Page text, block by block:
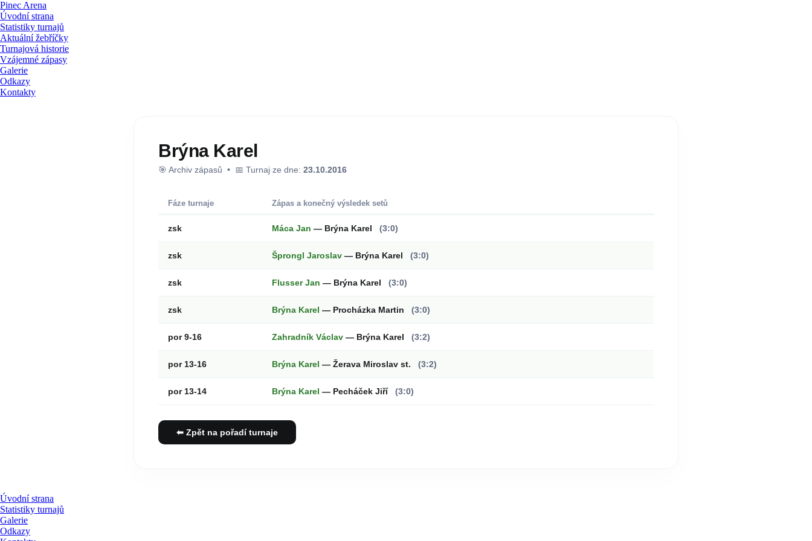
Pinec Arena
Úvodní strana
Statistiky turnajů
Aktuální žebříčky
Turnajová historie
Vzájemné zápasy
Galerie
Odkazy
Kontakty
Brýna Karel
🎯 Archiv zápasů • 📅 Turnaj ze dne: 23.10.2016
Fáze turnaje Zápas a konečný výsledek setů
zsk Máca Jan — Brýna Karel (3:0)
zsk Šprongl Jaroslav — Brýna Karel (3:0)
zsk Flusser Jan — Brýna Karel (3:0)
zsk Brýna Karel — Procházka Martin (3:0)
por 9-16 Zahradník Václav — Brýna Karel (3:2)
por 13-16 Brýna Karel — Žerava Miroslav st. (3:2)
por 13-14 Brýna Karel — Pecháček Jiří (3:0)
⬅ Zpět na pořadí turnaje
Úvodní strana
Statistiky turnajů
Galerie
Odkazy